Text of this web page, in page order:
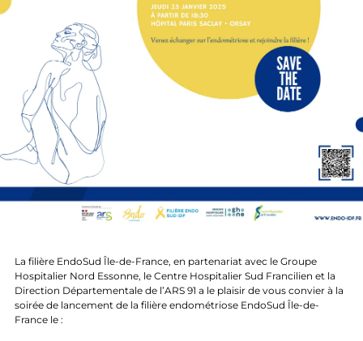
La filière EndoSud Île-de-France, en partenariat avec le Groupe
Hospitalier Nord Essonne, le Centre Hospitalier Sud Francilien et la
Direction Départementale de l’ARS 91 a le plaisir de vous convier à la
soirée de lancement de la filière endométriose EndoSud Île-de-
France le :